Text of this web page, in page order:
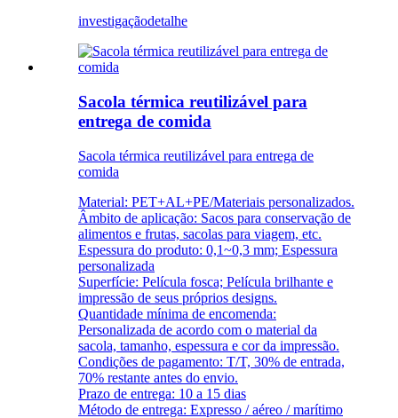
investigaçãodetalhe
Sacola térmica reutilizável para
entrega de comida
Sacola térmica reutilizável para entrega de
comida
Material: PET+AL+PE/Materiais personalizados.
Âmbito de aplicação: Sacos para conservação de
alimentos e frutas, sacolas para viagem, etc.
Espessura do produto: 0,1~0,3 mm; Espessura
personalizada
Superfície: Película fosca; Película brilhante e
impressão de seus próprios designs.
Quantidade mínima de encomenda:
Personalizada de acordo com o material da
sacola, tamanho, espessura e cor da impressão.
Condições de pagamento: T/T, 30% de entrada,
70% restante antes do envio.
Prazo de entrega: 10 a 15 dias
Método de entrega: Expresso / aéreo / marítimo